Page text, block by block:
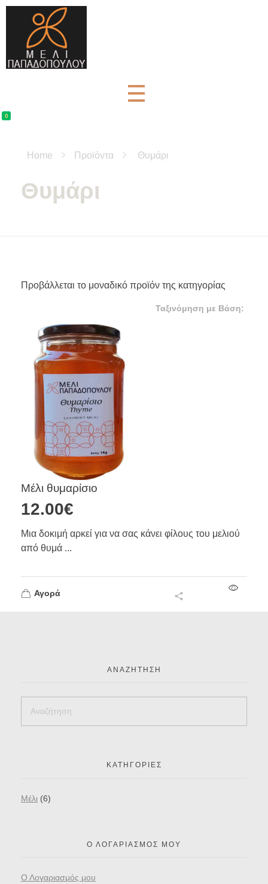
0
Home Προϊόντα Θυμάρι
Θυμάρι
Προβάλλεται το μοναδικό προϊόν της κατηγορίας
Μέλι θυμαρίσιο
12.00€
Μια δοκιμή αρκεί για να σας κάνει φίλους του μελιού
από θυμά ...
Αγορά
ΑΝΑΖΉΤΗΣΗ
ΚΑΤΗΓΟΡΊΕΣ
Mέλι (6)
Ο ΛΟΓΑΡΙΑΣΜΌΣ ΜΟΥ
Ο Λογαριασμός μου